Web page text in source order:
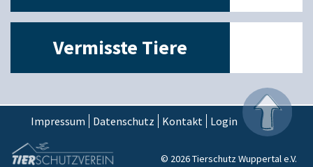
Vermisste Tiere
© 2026 Tierschutz Wuppertal e.V.
Impressum Datenschutz Kontakt Login